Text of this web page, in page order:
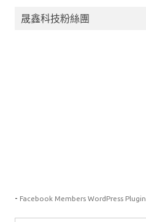
晟鑫科技粉絲團
- Facebook Members WordPress Plugin